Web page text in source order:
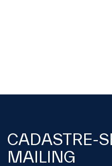
CADASTRE-
MAILING